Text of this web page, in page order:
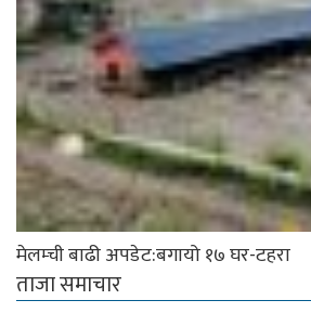
मेलम्ची बाढी अपडेट:बगायो १७ घर-टहरा
ताजा समाचार